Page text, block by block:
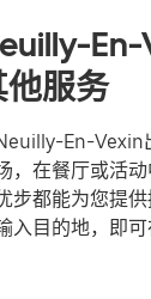
服务
En-Vexin
，在餐厅或活
步都能为您提
入目的地，即